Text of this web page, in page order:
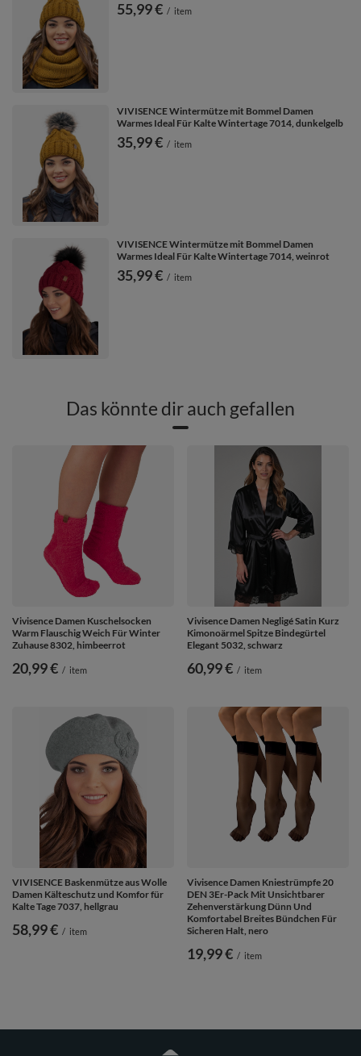
55,99 € / item
VIVISENCE Wintermütze mit Bommel Damen
Warmes Ideal Für Kalte Wintertage 7014, dunkelgelb
35,99 € / item
VIVISENCE Wintermütze mit Bommel Damen
Warmes Ideal Für Kalte Wintertage 7014, weinrot
35,99 € / item
Das könnte dir auch gefallen
Vivisence Damen Kuschelsocken
Warm Flauschig Weich Für Winter
Zuhause 8302, himbeerrot
20,99 € / item
Vivisence Damen Negligé Satin Kurz
Kimonoärmel Spitze Bindegürtel
Elegant 5032, schwarz
60,99 € / item
VIVISENCE Baskenmütze aus Wolle
Damen Kälteschutz und Komfor für
Kalte Tage 7037, hellgrau
58,99 € / item
Vivisence Damen Kniestrümpfe 20
DEN 3Er-Pack Mit Unsichtbarer
Zehenverstärkung Dünn Und
Komfortabel Breites Bündchen Für
Sicheren Halt, nero
19,99 € / item